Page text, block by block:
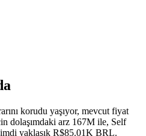
korudu yaşıyor, mevcut fiyat
dolaşımdaki arz 167M ile, Self
yaklaşık R$85.01K BRL.